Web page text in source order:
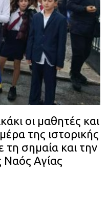
οι μαθητές και
της ιστορικής
τη σημαία και την
Ναός Αγίας